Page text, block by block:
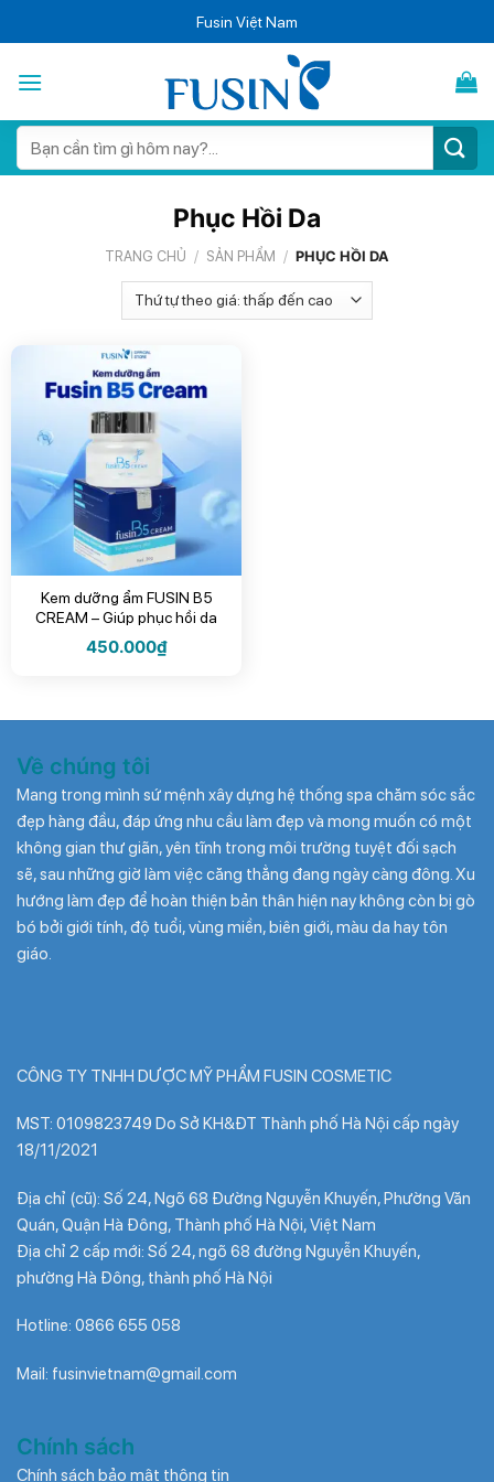
qua
dung
Fusin Việt Nam
kiếm:
Phục Hồi Da
TRANG CHỦ / SẢN PHẨM / PHỤC HỒI DA
Kem dưỡng ẩm FUSIN B5
CREAM – Giúp phục hồi da
dành cho da nhạy cảm (DATE
T9.2026)
450.000₫
Về chúng tôi
Mang trong mình sứ mệnh xây dựng hệ thống spa chăm sóc sắc
đẹp hàng đầu, đáp ứng nhu cầu làm đẹp và mong muốn có một
không gian thư giãn, yên tĩnh trong môi trường tuyệt đối sạch
sẽ, sau những giờ làm việc căng thẳng đang ngày càng đông. Xu
hướng làm đẹp để hoàn thiện bản thân hiện nay không còn bị gò
bó bởi giới tính, độ tuổi, vùng miền, biên giới, màu da hay tôn
giáo.
CÔNG TY TNHH DƯỢC MỸ PHẨM FUSIN COSMETIC
MST: 0109823749 Do Sở KH&ĐT Thành phố Hà Nội cấp ngày
18/11/2021
Địa chỉ (cũ): Số 24, Ngõ 68 Đường Nguyễn Khuyến, Phường Văn
Quán, Quận Hà Đông, Thành phố Hà Nội, Việt Nam
Địa chỉ 2 cấp mới: Số 24, ngõ 68 đường Nguyễn Khuyến,
phường Hà Đông, thành phố Hà Nội
Hotline: 0866 655 058
Mail: fusinvietnam@gmail.com
Chính sách
Chính sách bảo mật thông tin